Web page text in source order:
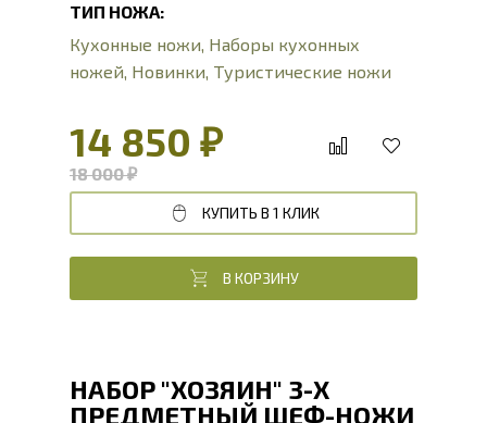
ТИП НОЖА:
Кухонные ножи, Наборы кухонных
ножей, Новинки, Туристические ножи
14 850 ₽
18 000 ₽
КУПИТЬ В 1 КЛИК
В КОРЗИНУ
НАБОР "ХОЗЯИН" 3-Х
ПРЕДМЕТНЫЙ ШЕФ-НОЖИ